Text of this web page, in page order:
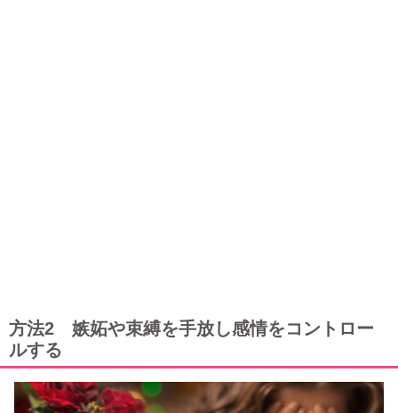
方法2 嫉妬や束縛を手放し感情をコントロー
ルする